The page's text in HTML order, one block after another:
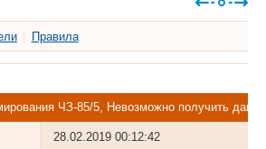
Правила
ЧЗ-85/5, Невозможно получить
28.02.2019 00:12:42